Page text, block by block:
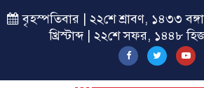
বৃহস্পতিবার | ২২শে শ্রাবণ, ১৪৩৩
খ্রিস্টাব্দ | ২২শে সফর, ১৪৪৮